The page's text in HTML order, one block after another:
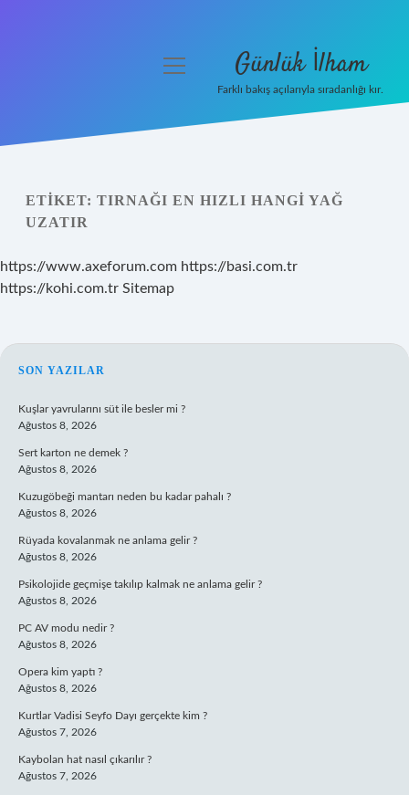
Yasal Uyarı
menüyü
Günlük İlham
Farklı bakış açılarıyla sıradanlığı kır.
ETIKET: TIRNAĞI EN HIZLI HANGI YAĞ
UZATIR
https://www.axeforum.com https://basi.com.tr
https://kohi.com.tr Sitemap
SIDEBAR
SON YAZILAR
Kuşlar yavrularını süt ile besler mi ?
Ağustos 8, 2026
Sert karton ne demek ?
Ağustos 8, 2026
Kuzugöbeği mantarı neden bu kadar pahalı ?
Ağustos 8, 2026
Rüyada kovalanmak ne anlama gelir ?
Ağustos 8, 2026
Psikolojide geçmişe takılıp kalmak ne anlama gelir ?
Ağustos 8, 2026
PC AV modu nedir ?
Ağustos 8, 2026
Opera kim yaptı ?
Ağustos 8, 2026
Kurtlar Vadisi Seyfo Dayı gerçekte kim ?
Ağustos 7, 2026
Kaybolan hat nasıl çıkarılır ?
Ağustos 7, 2026